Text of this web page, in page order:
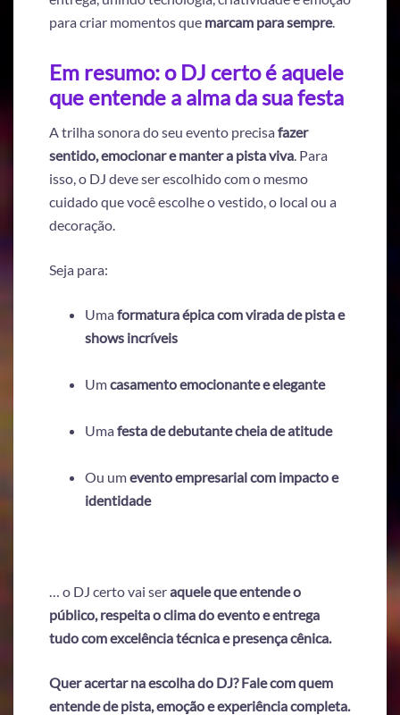
para criar momentos que marcam para sempre.
Em resumo: o DJ certo é aquele
que entende a alma da sua festa
A trilha sonora do seu evento precisafazer
sentido, emocionar e manter a pista viva . Para
isso, o DJ deve ser escolhido com o mesmo
cuidado que você escolhe o vestido, o local ou a
decoração.
Seja para:
Umaformatura épica com virada de pista e
shows incríveis
Umcasamento emocionante e elegante
Umafesta de debutante cheia de atitude
Ou umevento empresarial com impacto e
identidade
… o DJ certo vai seraquele que entende o
público, respeita o clima do evento e entrega
tudo com excelência técnica e presença cênica.
Quer acertar na escolha do DJ? Fale com quem
entende de pista, emoção e experiência completa.